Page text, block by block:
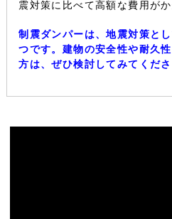
震対策に比べて高額な費用がか
制震ダンパーは、地震対策と
つです。建物の安全性や耐久
方は、ぜひ検討してみてくださ